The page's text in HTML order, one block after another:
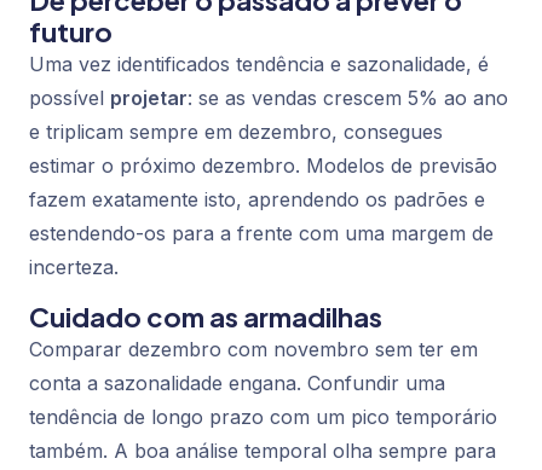
futuro
Uma vez identificados tendência e sazonalidade, é
possível projetar: se as vendas crescem 5% ao ano
e triplicam sempre em dezembro, consegues
estimar o próximo dezembro. Modelos de previsão
fazem exatamente isto, aprendendo os padrões e
estendendo-os para a frente com uma margem de
incerteza.
Cuidado com as armadilhas
Comparar dezembro com novembro sem ter em
conta a sazonalidade engana. Confundir uma
tendência de longo prazo com um pico temporário
também. A boa análise temporal olha sempre para